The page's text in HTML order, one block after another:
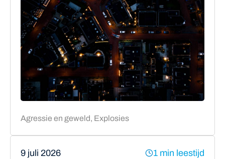
Agressie en geweld, Explosies
9 juli 2026 1 min leestijd